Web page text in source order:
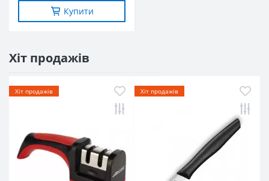
Купити
Хіт продажів
Хіт продажів Хіт продажів